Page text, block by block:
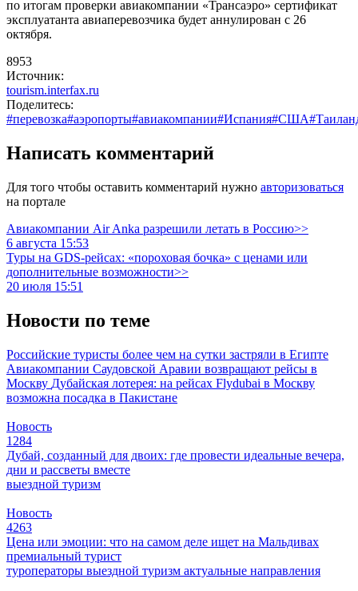
по итогам проверки авиакомпании «Трансаэро» сертификат
эксплуатанта авиаперевозчика будет аннулирован с 26
октября.
8953
Источник:
tourism.interfax.ru
Поделитесь:
#перевозка#аэропорты#авиакомпании#Испания#США
Написать комментарий
Для того чтобы оставить комментарий нужно авторизоваться
на портале
Авиакомпании Air Anka разрешили летать в Россию>>
6 августа 15:53
Туры на GDS-рейсах: «пороховая бочка» с ценами или
дополнительные возможности>>
20 июля 15:51
Новости по теме
Российские туристы более чем на сутки застряли в Египте
Авиакомпании Саудовской Аравии возвращают рейсы в
Москву Дубайская лотерея: на рейсах Flydubai в Москву
возможна посадка в Пакистане
Новость
1284
Дубай, созданный для двоих: где провести идеальные вечера,
дни и рассветы вместе
выездной туризм
Новость
4263
Цена или эмоции: что на самом деле ищет на Мальдивах
премиальный турист
туроператоры выездной туризм актуальные направления